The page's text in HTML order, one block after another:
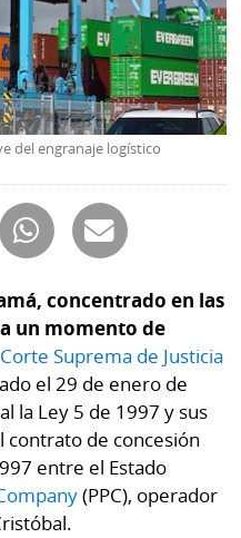
del engranaje logístico
concentrado en las
un momento de
Corte Suprema de Justicia
el 29 de enero de
la Ley 5 de 1997 y sus
contrato de concesión
entre el Estado
(PPC), operador